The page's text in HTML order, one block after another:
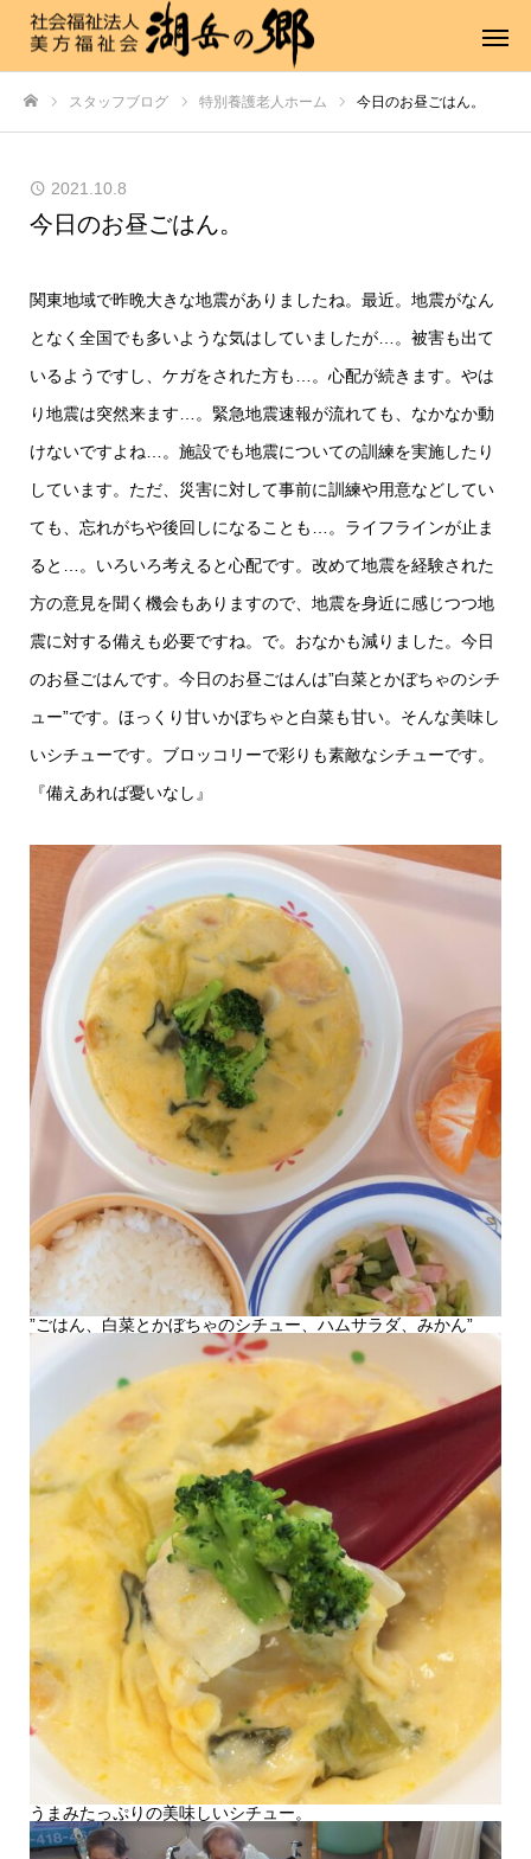
スタッフブログ 特別養護老人ホーム 今日のお昼ごはん。
2021.10.8
今日のお昼ごはん。
関東地域で昨晩大きな地震がありましたね。最近。地震がなん
となく全国でも多いような気はしていましたが…。被害も出て
いるようですし、ケガをされた方も…。心配が続きます。やは
り地震は突然来ます…。緊急地震速報が流れても、なかなか動
けないですよね…。施設でも地震についての訓練を実施したり
しています。ただ、災害に対して事前に訓練や用意などしてい
ても、忘れがちや後回しになることも…。ライフラインが止ま
ると…。いろいろ考えると心配です。改めて地震を経験された
方の意見を聞く機会もありますので、地震を身近に感じつつ地
震に対する備えも必要ですね。で。おなかも減りました。今日
のお昼ごはんです。今日のお昼ごはんは”白菜とかぼちゃのシチ
ュー”です。ほっくり甘いかぼちゃと白菜も甘い。そんな美味し
いシチューです。ブロッコリーで彩りも素敵なシチューです。
『備えあれば憂いなし』
”ごはん、白菜とかぼちゃのシチュー、ハムサラダ、みかん”
うまみたっぷりの美味しいシチュー。